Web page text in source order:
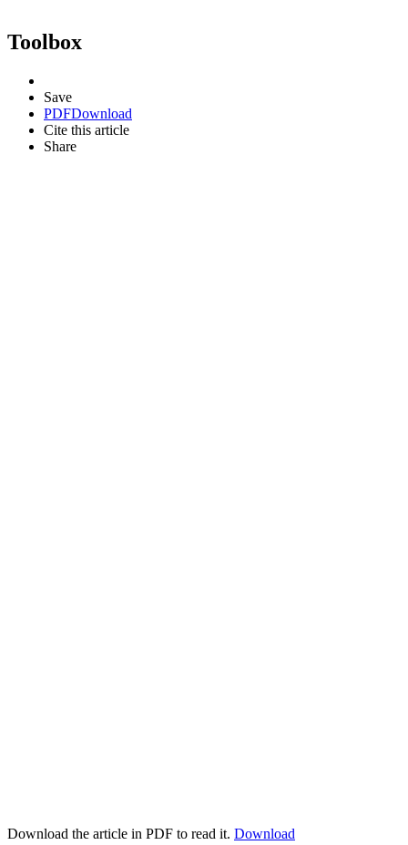
Toolbox
Save
PDFDownload
Cite this article
Share
Download the article in PDF to read it. Download